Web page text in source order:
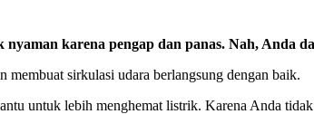
karena pengap dan panas. Nah, Anda
membuat sirkulasi udara berlangsung dengan baik.
untuk lebih menghemat listrik. Karena Anda